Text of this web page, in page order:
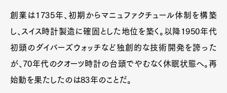
創業は1735年、初期からマニュファクチュール体制を構築
し、スイス時計製造に確固とした地位を築く。以降1950年代
初頭のダイバーズウォッチなど独創的な技術開発を誇った
が、70年代のクオーツ時計の台頭でやむなく休眠状態へ。再
始動を果たしたのは83年のことだ。